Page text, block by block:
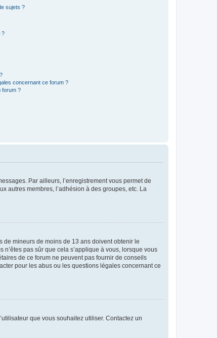
sujets ?
?
concernant ce forum ?
forum ?
Par ailleurs, l’enregistrement vous permet de
autres membres, l’adhésion à des groupes, etc. La
mineurs de moins de 13 ans doivent obtenir le
pas sûr que cela s’applique à vous, lorsque vous
de ce forum ne peuvent pas fournir de conseils
pour les abus ou les questions légales concernant ce
que vous souhaitez utiliser. Contactez un